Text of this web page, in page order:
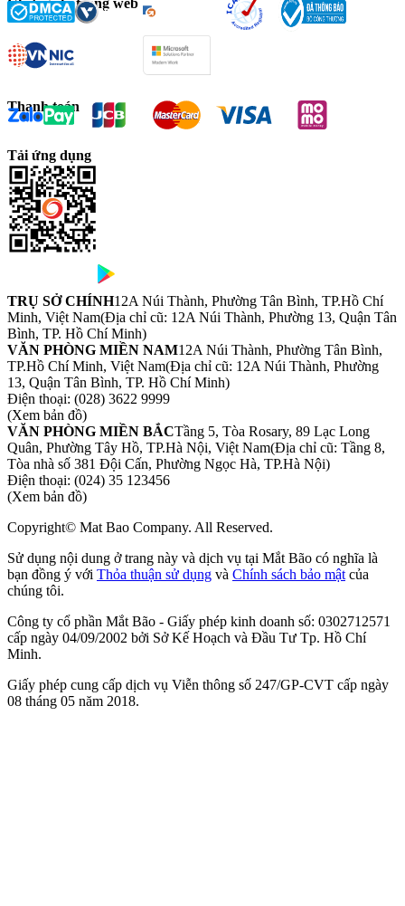
Chứng chỉ trang web
Thanh toán
Tải ứng dụng
TRỤ SỞ CHÍNH12A Núi Thành, Phường Tân Bình, TP.Hồ Chí
Minh, Việt Nam(Địa chỉ cũ: 12A Núi Thành, Phường 13, Quận Tân
Bình, TP. Hồ Chí Minh)
VĂN PHÒNG MIỀN NAM12A Núi Thành, Phường Tân Bình,
TP.Hồ Chí Minh, Việt Nam(Địa chỉ cũ: 12A Núi Thành, Phường
13, Quận Tân Bình, TP. Hồ Chí Minh)
Điện thoại: (028) 3622 9999
(Xem bản đồ)
VĂN PHÒNG MIỀN BẮCTầng 5, Tòa Rosary, 89 Lạc Long
Quân, Phường Tây Hồ, TP.Hà Nội, Việt Nam(Địa chỉ cũ: Tầng 8,
Tòa nhà số 381 Đội Cấn, Phường Ngọc Hà, TP.Hà Nội)
Điện thoại: (024) 35 123456
(Xem bản đồ)
Copyright© Mat Bao Company. All Reserved.
Sử dụng nội dung ở trang này và dịch vụ tại Mắt Bão có nghĩa là
bạn đồng ý với Thỏa thuận sử dụng và Chính sách bảo mật của
chúng tôi.
Công ty cổ phần Mắt Bão - Giấy phép kinh doanh số: 0302712571
cấp ngày 04/09/2002 bởi Sở Kế Hoạch và Đầu Tư Tp. Hồ Chí
Minh.
Giấy phép cung cấp dịch vụ Viễn thông số 247/GP-CVT cấp ngày
08 tháng 05 năm 2018.